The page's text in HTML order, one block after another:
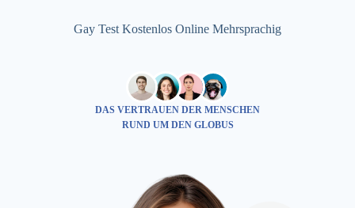
Gay Test Kostenlos Online Mehrsprachig
DAS VERTRAUEN DER MENSCHEN
RUND UM DEN GLOBUS